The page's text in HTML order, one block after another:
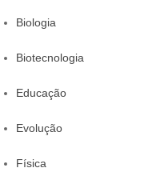
Biologia
Biotecnologia
Educação
Evolução
Física